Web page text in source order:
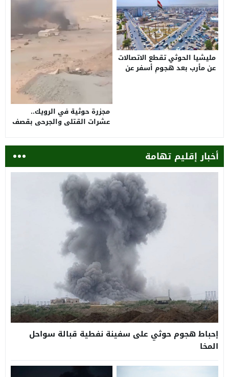
مليشيا الحوثي تقطع الاتصالات
عن مأرب بعد هجوم أسفر عن
مجزرة حوثية في الرويك..
عشرات القتلى والجرحى بقصف
الطوارئ
أخبار إقليم تهامة
إحباط هجوم حوثي على سفينة نفطية قبالة سواحل
المخا